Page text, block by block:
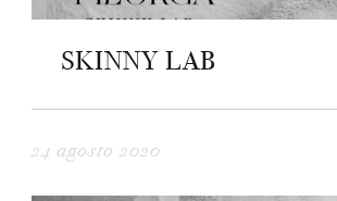
SKINNY LAB
24 agosto 2020